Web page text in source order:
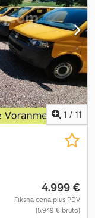
upravljanja
1 / 11
4.999 €
Fiksna cena plus PDV
(5.949 € bruto)